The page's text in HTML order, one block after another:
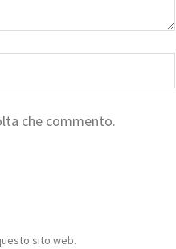
che commento.
sito web.